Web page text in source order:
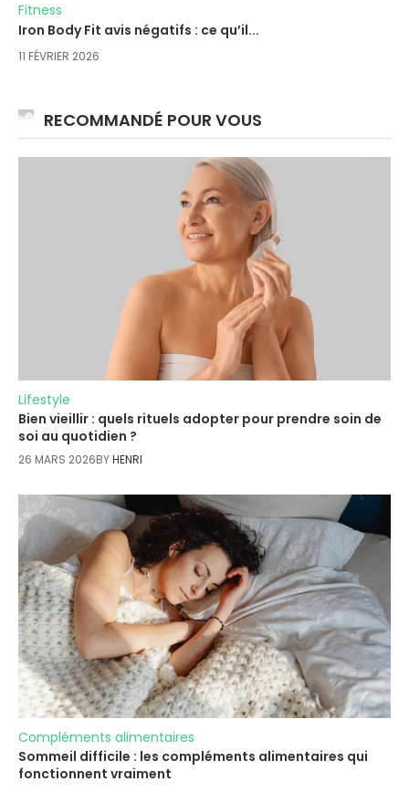
Fitness
Iron Body Fit avis négatifs : ce qu’il...
11 FÉVRIER 2026
RECOMMANDÉ POUR VOUS
Lifestyle
Bien vieillir : quels rituels adopter pour prendre soin de
soi au quotidien ?
26 MARS 2026BYHENRI
Compléments alimentaires
Sommeil difficile : les compléments alimentaires qui
fonctionnent vraiment